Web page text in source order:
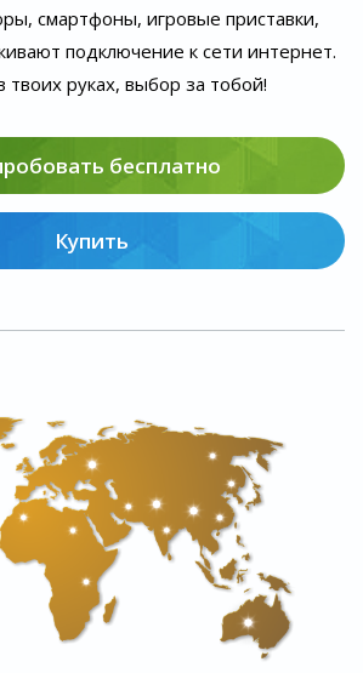
смартфоны, игровые приставки,
подключение к сети интернет.
твоих руках, выбор за тобой!
бесплатно
Купить